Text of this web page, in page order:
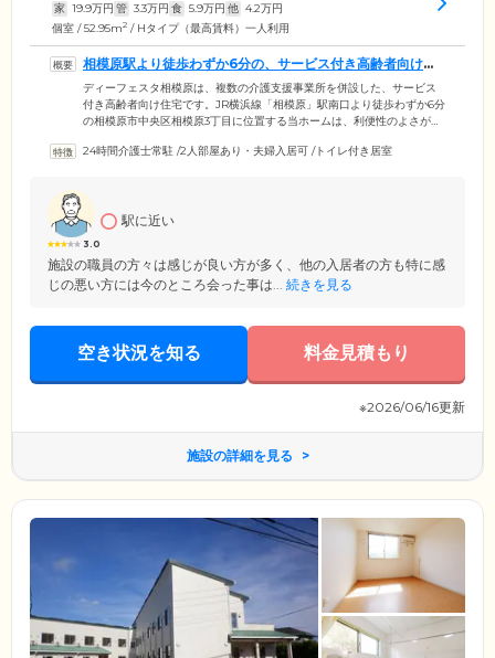
家 19.9万円 管 3.3万円 食 5.9万円 他 4.2万円
個室 / 52.95m2 / Hタイプ（最高賃料）一人利用
相模原駅より徒歩わずか6分の、サービス付き高齢者向け住
宅です
ディーフェスタ相模原は、複数の介護支援事業所を併設した、サービス
付き高齢者向け住宅です。JR横浜線「相模原」駅南口より徒歩わずか6分
の相模原市中央区相模原3丁目に位置する当ホームは、利便性のよさが魅
者様にはもちろん、ご家族様やご友人の来訪にも便利なロケーションで
24時間介護士常駐 /2人部屋あり・夫婦入居可 /トイレ付き居室
3.0
駅に近い
施設の職員の方々は感じが良い方が多く、他の入居者の方も特に感
じの悪い方には今のところ会った事は... 続きを見る
空き状況を知る 料金見積もり
※2026/06/16更新
施設の詳細を見る